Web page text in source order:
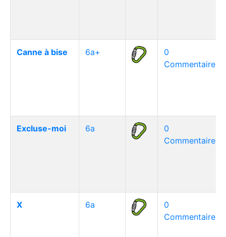
Canne à bise 6a+
0
Commentaire(s)
Excluse-moi 6a
0
Commentaire(s)
X 6a
0
Commentaire(s)